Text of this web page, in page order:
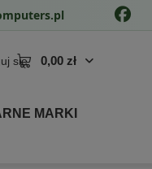
się 0,00 zł
MARKI